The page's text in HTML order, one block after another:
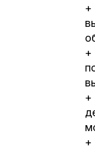
+
+
+
+